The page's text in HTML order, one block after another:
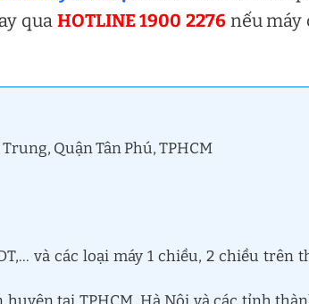
qua HOTLINE 1900 2276 nếu máy
Quận Tân Phú, TPHCM
và các loại máy 1 chiều, 2 chiều trên